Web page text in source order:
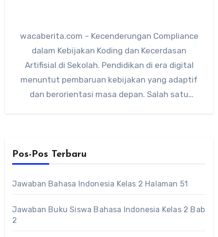
wacaberita.com – Kecenderungan Compliance
dalam Kebijakan Koding dan Kecerdasan
Artifisial di Sekolah. Pendidikan di era digital
menuntut pembaruan kebijakan yang adaptif
dan berorientasi masa depan. Salah satu
Pos-Pos Terbaru
Jawaban Bahasa Indonesia Kelas 2 Halaman 51
Jawaban Buku Siswa Bahasa Indonesia Kelas 2 Bab
2